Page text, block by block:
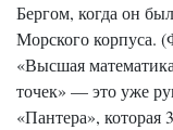
Бергом, когда он
Морского корпуса.
«Высшая
точек» — это уже
«Пантера», которая